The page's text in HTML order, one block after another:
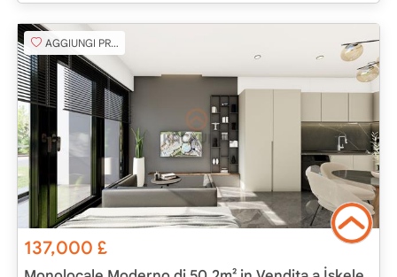
AGGIUNGI PREFERITO
137,000£